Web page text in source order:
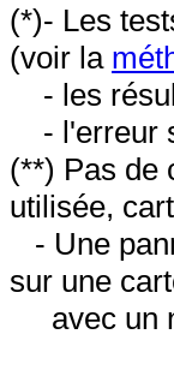
(*)- Les
(voir la
- les
- l'erreur
(**) Pas de
utilisée,
- Une
sur une
avec un